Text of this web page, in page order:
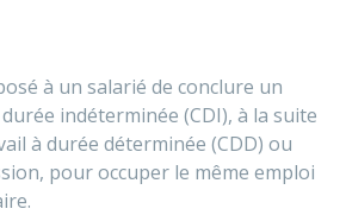
à un salarié de conclure un
indéterminée (CDI), à la suite
à durée déterminée (CDD) ou
pour occuper le même emploi